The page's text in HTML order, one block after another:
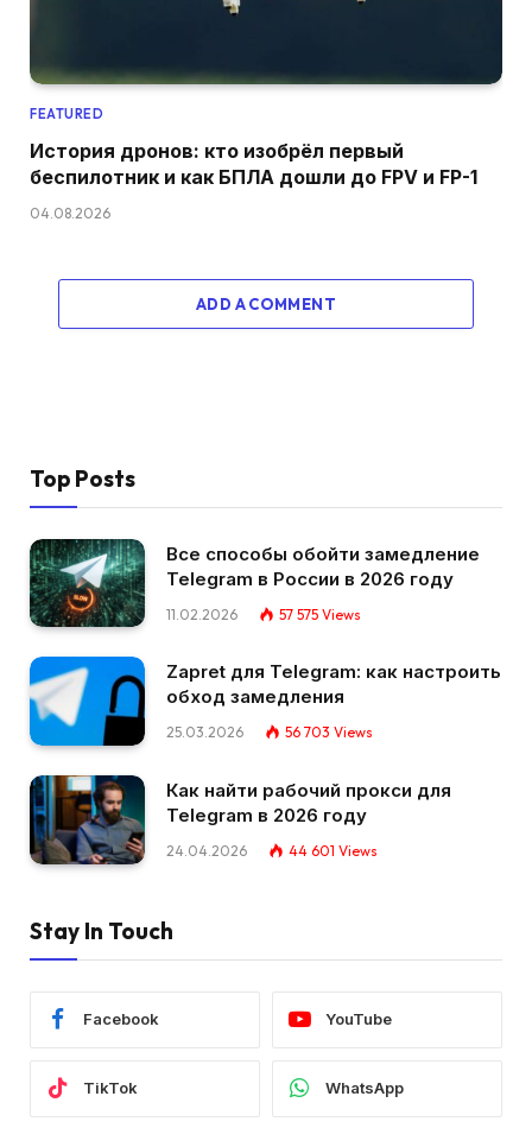
FEATURED
История дронов: кто изобрёл первый
беспилотник и как БПЛА дошли до FPV и FP-1
04.08.2026
ADD A COMMENT
Top Posts
Все способы обойти замедление
Telegram в России в 2026 году
11.02.2026 57 575 Views
Zapret для Telegram: как настроить
обход замедления
25.03.2026 56 703 Views
Как найти рабочий прокси для
Telegram в 2026 году
24.04.2026 44 601 Views
Stay In Touch
Facebook YouTube
TikTok WhatsApp